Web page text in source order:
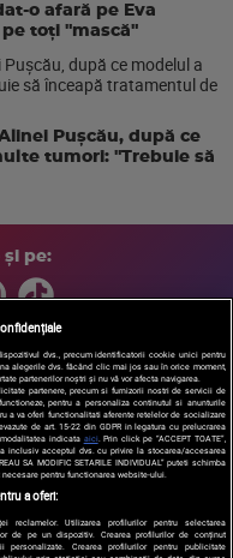
o afară pe Eva
pe toți "mască"
Pușcău, după ce
tumori: "Trebuie să
și pe:
S.A.
confidentialitate
Termeni
Contact/Info Codul etic
dvs., precum identificatorii cookie unici pentru
alegerile dvs. făcând clic mai jos sau în orice moment,
partenerilor noștri și nu vă vor afecta navigarea.
partenere, precum si furnizorii nostri de servicii de
pentru a personaliza continutul si anunturile
a va oferi functionalitati aferente retelelor de socializare
de art. 15-22 din GDPR in legatura cu prelucrarea
indicata aici. Prin click pe “ACCEPT TOATE”,
inclusiv acceptul dvs. cu privire la stocarea/accesarea
SA MODIFIC SETARILE INDIVIDUAL” puteti schimba
pentru functionarea website-ului.
a oferi:
reclamelor. Utilizarea profilurilor pentru selectarea
de pe un dispozitiv. Crearea profilurilor de conținut
personalizate. Crearea profilurilor pentru publicitate